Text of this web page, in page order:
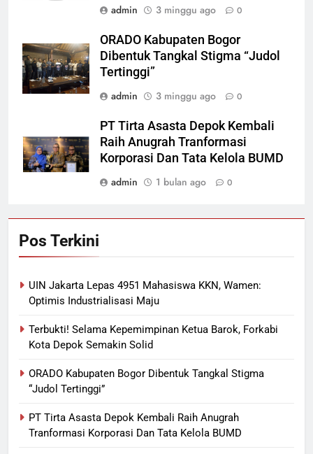
admin
3 minggu ago 0
ORADO Kabupaten Bogor
Dibentuk Tangkal Stigma “Judol
Tertinggi”
admin
3 minggu ago 0
PT Tirta Asasta Depok Kembali
Raih Anugrah Tranformasi
Korporasi Dan Tata Kelola BUMD
admin
1 bulan ago 0
Pos Terkini
UIN Jakarta Lepas 4951 Mahasiswa KKN, Wamen:
Optimis Industrialisasi Maju
Terbukti! Selama Kepemimpinan Ketua Barok, Forkabi
Kota Depok Semakin Solid
ORADO Kabupaten Bogor Dibentuk Tangkal Stigma
“Judol Tertinggi”
PT Tirta Asasta Depok Kembali Raih Anugrah
Tranformasi Korporasi Dan Tata Kelola BUMD